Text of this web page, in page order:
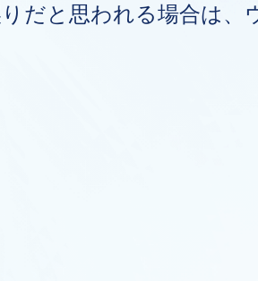
だと思われる場合は、